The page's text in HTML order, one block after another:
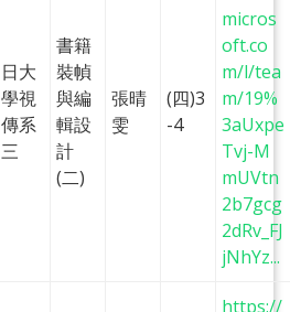
日大
學視
傳系
三
書籍
裝幀
與編
輯設
計
(二)
張晴
雯
(四)3
-4
micros
oft.co
m/l/tea
m/19%
3aUxpe
Tvj-M
mUVtn
2b7gcg
2dRv_FJ
jNhYz...
https://